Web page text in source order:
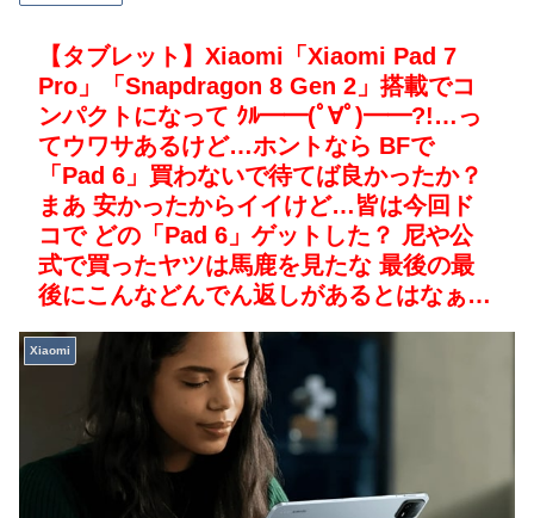
【タブレット】Xiaomi「Xiaomi Pad 7
Pro」「Snapdragon 8 Gen 2」搭載でコ
ンパクトになって ｸﾙ━━(ﾟ∀ﾟ)━━?!…っ
てウワサあるけど…ホントなら BFで
「Pad 6」買わないで待てば良かったか？
まあ 安かったからイイけど…皆は今回ド
コで どの「Pad 6」ゲットした？ 尼や公
式で買ったヤツは馬鹿を見たな 最後の最
後にこんなどんでん返しがあるとはなぁ…
Xiaomi